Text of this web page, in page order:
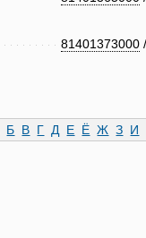
81401373000
Б В Г Д Е Ё Ж З И